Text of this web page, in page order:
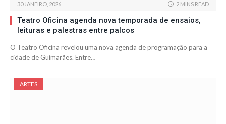
30 JANEIRO, 2026 2 MINS READ
Teatro Oficina agenda nova temporada de ensaios,
leituras e palestras entre palcos
O Teatro Oficina revelou uma nova agenda de programação para a
cidade de Guimarães. Entre…
ARTES